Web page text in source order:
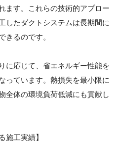
ます。これらの技術的アプロー
したダクトシステムは長期間に
きるのです。
に応じて、省エネルギー性能を
っています。熱損失を最小限に
全体の環境負荷低減にも貢献し
施工実績】